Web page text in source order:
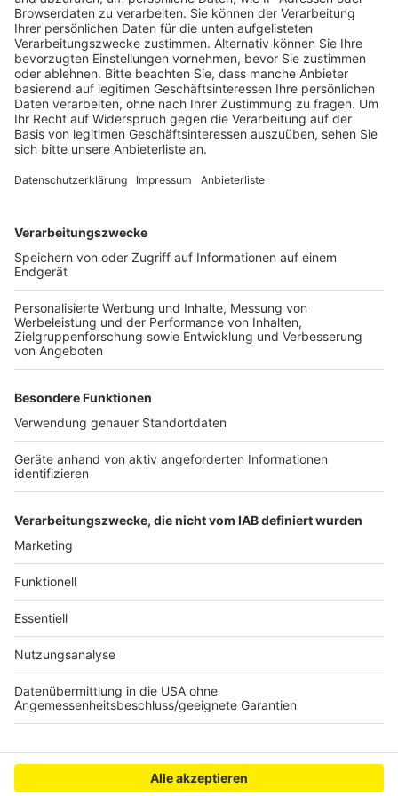
Anzeige
Ein Termin dafür steht allerdings noch nicht fest.
Hintergrund ist die Beförderung eines umstrittenen
Pfarrers zum stellvertretenden Stadtdechanten von
einem 16-jährigen Prostituierten gehabt, außerdem
Zeitung hatte geschrieben, dass Woelki bei der
Ernennung des Pfarrers dessen Personalakte gekannt
und von einer Warnung der Polizei gewusst hatte.
Versicherung ab. Er habe nur von dem Kontakt zu dem
Prostituierten und weiteren Gerüchten gehört. Das
Gericht hatte in dem Prozess unter anderem die
gehört. Sie hatte ausgesagt, dass sie schon 2011 mit
dem damaligen Weihbischof Woelki über Vorwürfe
gegen den Priester geredet habe.Nach der Aussage
der Zeugin leitete die Staatsanwaltschaft
Ermittlungen gegen Woelki wegen des Verdachts der
falschen eidesstattlichen Versicherung ein.
Anzeige
Anzeige